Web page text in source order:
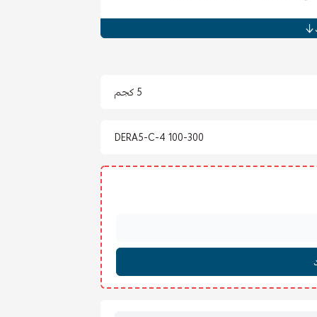
5 كجم
DERA5-C-4 100-300